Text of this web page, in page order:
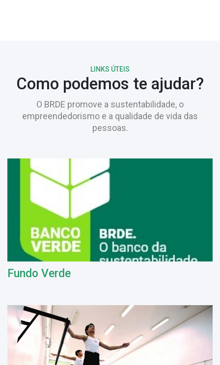
LINKS ÚTEIS
Como podemos te ajudar?
O BRDE promove a sustentabilidade, o
empreendedorismo e a qualidade de vida das
pessoas.
Fundo Verde